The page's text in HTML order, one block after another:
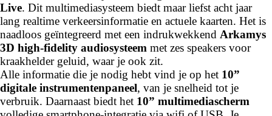
Live. Dit multimediasysteem biedt maar liefst acht jaar
lang realtime verkeersinformatie en actuele kaarten. Het is
naadloos geïntegreerd met een indrukwekkend Arkamys
3D high-fidelity audiosysteem met zes speakers voor
kraakhelder geluid, waar je ook zit.
Alle informatie die je nodig hebt vind je op het 10”
digitale instrumentenpaneel, van je snelheid tot je
verbruik. Daarnaast biedt het 10” multimediascherm